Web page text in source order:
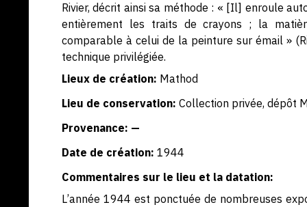
Rivier, décrit ainsi sa méthode : « [Il] enroule
entièrement les traits de crayons ; la
comparable à celui de la peinture sur émail »
technique privilégiée.
Lieux de création: Mathod
Lieu de conservation: Collection privée, dépôt
Provenance: —
Date de création: 1944
Commentaires sur le lieu et la datation:
L’année 1944 est ponctuée de nombreuses